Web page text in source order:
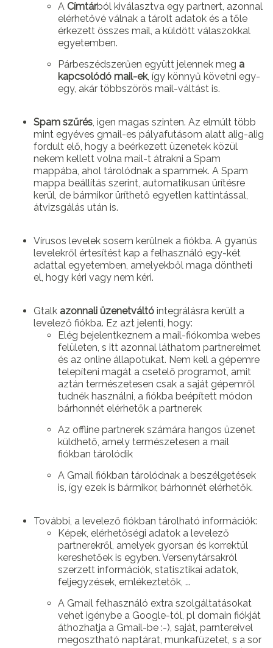
A Címtárból kiválasztva egy partnert, azonnal
elérhetővé válnak a tárolt adatok és a tőle
érkezett összes mail, a küldött válaszokkal
egyetemben.
Párbeszédszerűen együtt jelennek meg a
kapcsolódó mail-ek, így könnyű követni egy-
egy, akár többszörös mail-váltást is.
Spam szűrés, igen magas szinten. Az elmúlt több
mint egyéves gmail-es pályafutásom alatt alig-alig
fordult elő, hogy a beérkezett üzenetek közül
nekem kellett volna mail-t átrakni a Spam
mappába, ahol tárolódnak a spammek. A Spam
mappa beállítás szerint, automatikusan ürítésre
kerül, de bármikor üríthető egyetlen kattintással,
átvizsgálás után is.
Vírusos levelek sosem kerülnek a fiókba. A gyanús
levelekről értesítést kap a felhasználó egy-két
adattal egyetemben, amelyekből maga döntheti
el, hogy kéri vagy nem kéri.
Gtalk azonnali üzenetváltó integrálásra került a
levelező fiókba. Ez azt jelenti, hogy:
Elég bejelentkeznem a mail-fiókomba webes
felületen, s itt azonnal láthatom partnereimet
és az online állapotukat. Nem kell a gépemre
telepíteni magát a csetelő programot, amit
aztán természetesen csak a saját gépemről
tudnék használni, a fiókba beépített módon
bárhonnét elérhetők a partnerek
Az offline partnerek számára hangos üzenet
küldhető, amely természetesen a mail
fiókban tárolódik
A Gmail fiókban tárolódnak a beszélgetések
is, így ezek is bármikor, bárhonnét elérhetők.
További, a levelező fiókban tárolható információk:
Képek, elérhetőségi adatok a levelező
partnerekről, amelyek gyorsan és korrektül
kereshetőek is egyben. Versenytársakról
szerzett információk, statisztikai adatok,
feljegyzések, emlékeztetők, ...
A Gmail felhasználó extra szolgáltatásokat
vehet igénybe a Google-tól, pl domain fiókját
áthozhatja a Gmail-be :-), saját, parntereivel
megosztható naptárat, munkafüzetet, s a sor